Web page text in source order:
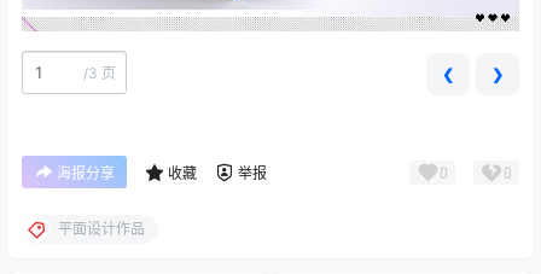
/3 页 ❮ ❯
海报分享 收藏 举报 0 0
平面设计作品